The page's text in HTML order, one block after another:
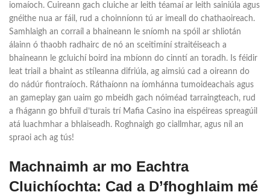
iomaíoch. Cuireann gach cluiche ar leith téamaí ar leith sainiúla agus
gnéithe nua ar fáil, rud a choinníonn tú ar imeall do chathaoireach.
Samhlaigh an corraíl a bhaineann le sníomh na spóil ar shliotán
álainn ó thaobh radhairc de nó an sceitimíní straitéiseach a
bhaineann le gcluichí boird ina mbíonn do cinntí an toradh. Is féidir
leat triail a bhaint as stíleanna difriúla, ag aimsiú cad a oireann do
do nádúr fiontraíoch. Ráthaíonn na íomhánna tumoideachais agus
an gameplay gan uaim go mbeidh gach nóiméad tarraingteach, rud
a fhágann go bhfuil d’turais trí Mafia Casino ina eispéireas spreagúil
atá luachmhar a bhlaiseadh. Roghnaigh go ciallmhar, agus níl an
spraoi ach ag tús!
Machnaimh ar mo Eachtra
Cluichíochta: Cad a D’fhoghlaim mé